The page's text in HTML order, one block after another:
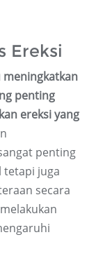
Ereksi
penting
ereksi yang
penting
tetapi juga
secara